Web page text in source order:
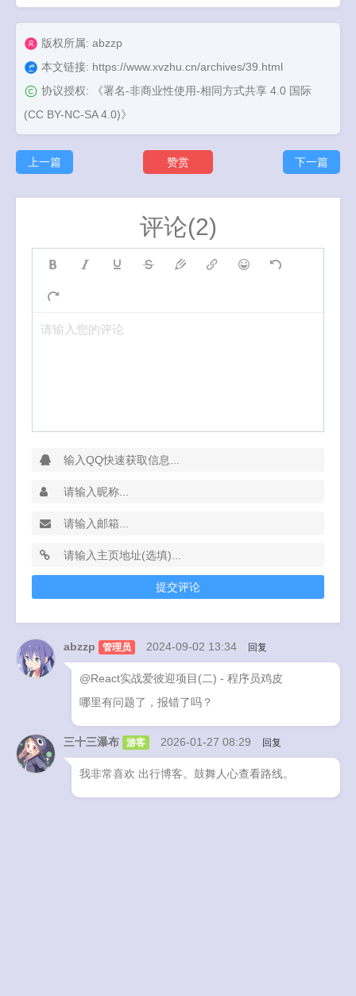
版权所属: abzzp
本文链接: https://www.xvzhu.cn/archives/39.html
协议授权:
《署名-非商业性使用-相同方式共享 4.0 国际
(CC BY-NC-SA 4.0)》
下一篇
上一篇 赞赏
评论(2)
请输入您的评论
提交评论
abzzp 管理员 2024-09-02 13:34 回复
@React实战爱彼迎项目(二) - 程序员鸡皮
哪里有问题了，报错了吗？
三十三瀑布 游客 2026-01-27 08:29 回复
我非常喜欢 出行博客。鼓舞人心查看路线。